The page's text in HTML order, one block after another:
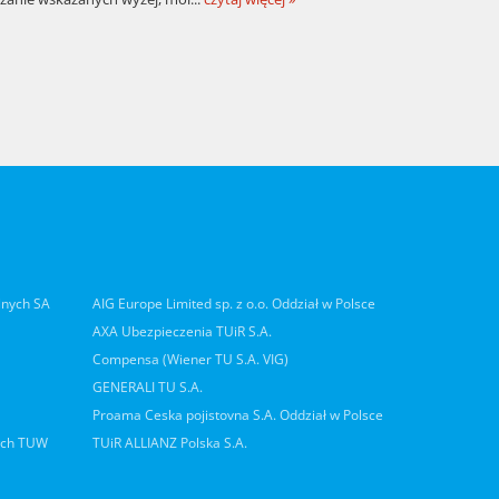
SA
TUW
AIG Europe Limited sp. z o.o. Oddział w Polsce
AXA Ubezpieczenia TUiR S.A.
Compensa (Wiener TU S.A. VIG)
GENERALI TU S.A.
Proama Ceska pojistovna S.A. Oddział w Polsce
TUiR ALLIANZ Polska S.A.